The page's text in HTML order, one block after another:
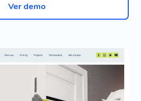
Ver demo